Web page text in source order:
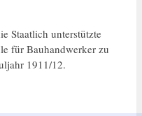
Staatlich unterstützte
für Bauhandwerker zu
1911/12.